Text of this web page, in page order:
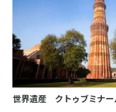
世界遺産 クトゥブミナー